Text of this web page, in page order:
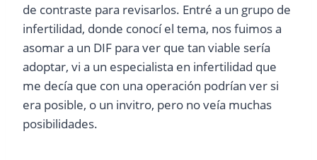
de contraste para revisarlos. Entré a un grupo de
infertilidad, donde conocí el tema, nos fuimos a
asomar a un DIF para ver que tan viable sería
adoptar, vi a un especialista en infertilidad que
me decía que con una operación podrían ver si
era posible, o un invitro, pero no veía muchas
posibilidades.